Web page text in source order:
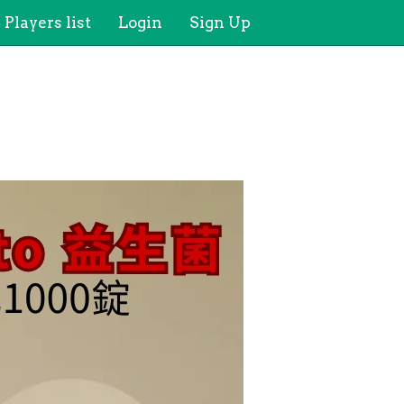
list Login Sign Up